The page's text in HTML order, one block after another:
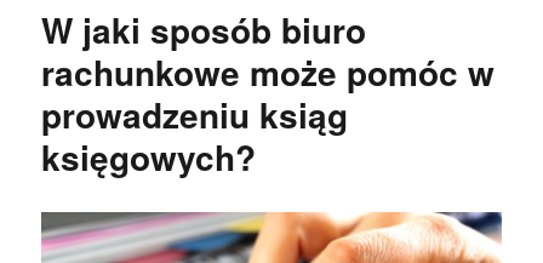
W jaki sposób biuro
rachunkowe może pomóc w
prowadzeniu ksiąg
księgowych?